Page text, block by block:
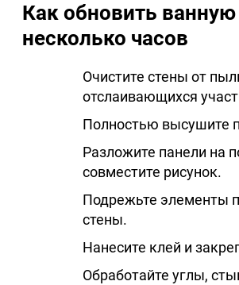
Как обновить ванную
несколько часов
Очистите стены от
отслаивающихся
Полностью высушите
Разложите панели на
совместите рисунок.
Подрежьте элементы
стены.
Нанесите клей и
Обработайте углы,